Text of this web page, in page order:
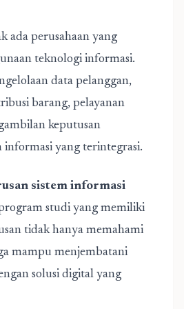
ada perusahaan yang
teknologi informasi.
data pelanggan,
barang, pelayanan
keputusan
informasi yang terintegrasi.
sistem informasi
studi yang memiliki
tidak hanya memahami
mampu menjembatani
solusi digital yang